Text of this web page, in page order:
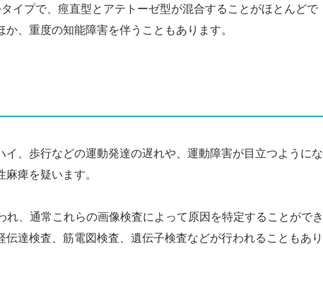
イプで、痙直型とアテトーゼ型が混合することがほとんどで
、重度の知能障害を伴うこともあります。
、歩行などの運動発達の遅れや、運動障害が目立つようにな
痺を疑います。
れ、通常これらの画像検査によって原因を特定することができ
達検査、筋電図検査、遺伝子検査などが行われることもあり